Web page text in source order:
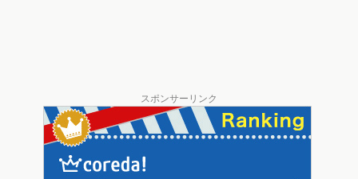
スポンサーリンク